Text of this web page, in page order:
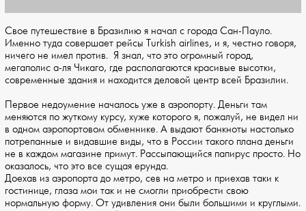
Свое путешествие в Бразилию я начал с города Сан-Пауло.
Именно туда совершает рейсы Turkish airlines, и я, честно говоря,
ничего не имел против. Я знал, что это огромный город,
мегаполис а-ля Чикаго, где располагаются красивые высотки,
современные здания и находится деловой центр всей Бразилии.
Первое недоумение началось уже в аэропорту. Деньги там
меняются по жуткому курсу, хуже которого я, пожалуй, не видел ни
в одном аэропортовом обменнике. А выдают банкноты настолько
потрепанные и видавшие виды, что в России такого плана деньги
не в каждом магазине примут. Рассыпающийся папирус просто. Но
оказалось, что это все сущая ерунда.
Доехав из аэропорта до метро, сев на метро и приехав таки к
гостинице, глаза мои так и не смогли приобрести свою
нормальную форму. От удивления они были большими и круглыми.